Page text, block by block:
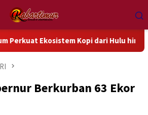
Kopi dari Hulu hingga Hilir
Berkurban 63 Ekor